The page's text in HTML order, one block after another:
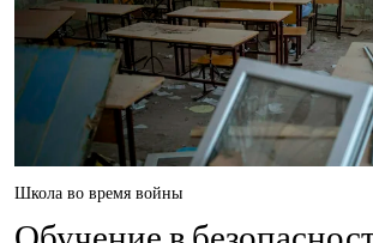
Школа во время войны